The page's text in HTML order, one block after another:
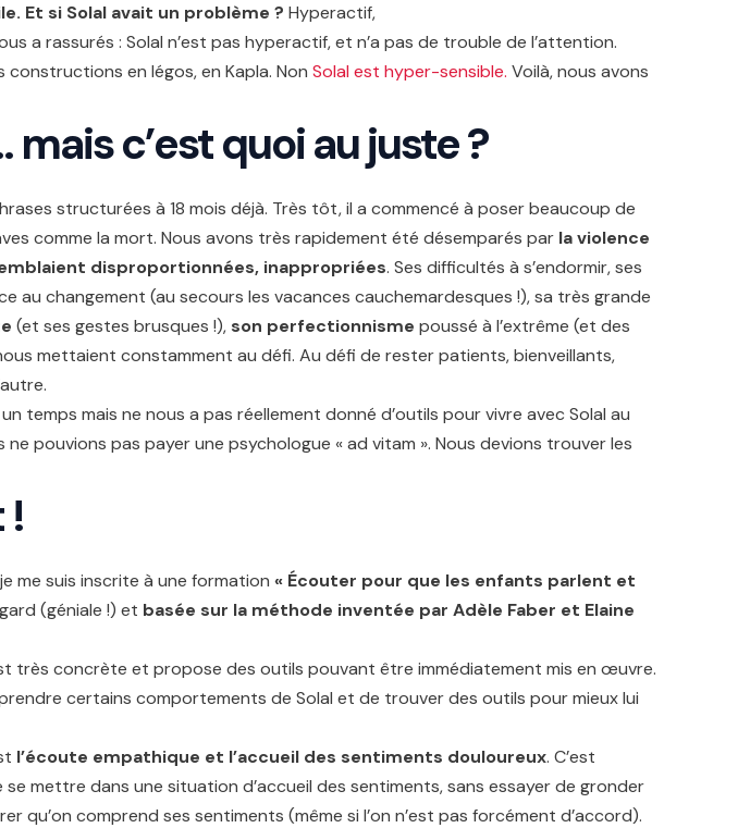
Et si Solal avait un problème ? Hyperactif,
a rassurés : Solal n’est pas hyperactif, et n’a pas de trouble de l’attention.
constructions en légos, en Kapla. Non Solal est hyper-sensible. Voilà, nous avons
c’est quoi au juste ?
structurées à 18 mois déjà. Très tôt, il a commencé à poser beaucoup de
comme la mort. Nous avons très rapidement été désemparés par la violence
disproportionnées, inappropriées. Ses difficultés à s’endormir, ses
au changement (au secours les vacances cauchemardesques !), sa très grande
(et ses gestes brusques !), son perfectionnisme poussé à l’extrême (et des
mettaient constamment au défi. Au défi de rester patients, bienveillants,
temps mais ne nous a pas réellement donné d’outils pour vivre avec Solal au
ne pouvions pas payer une psychologue « ad vitam ». Nous devions trouver les
me suis inscrite à une formation « Écouter pour que les enfants parlent et
(géniale !) et basée sur la méthode inventée par Adèle Faber et Elaine
très concrète et propose des outils pouvant être immédiatement mis en œuvre.
certains comportements de Solal et de trouver des outils pour mieux lui
l’écoute empathique et l’accueil des sentiments douloureux. C’est
mettre dans une situation d’accueil des sentiments, sans essayer de gronder
qu’on comprend ses sentiments (même si l’on n’est pas forcément d’accord).